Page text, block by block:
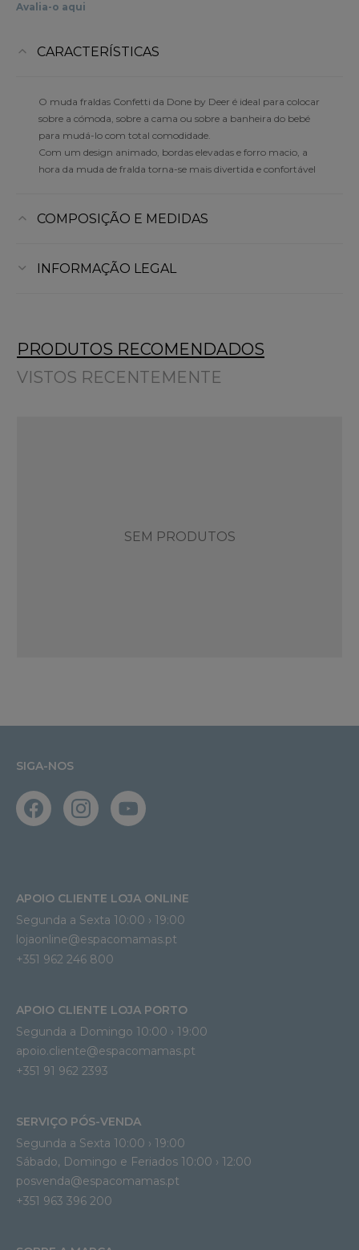
Avalia-o aqui
CARACTERÍSTICAS
O muda fraldas Confetti da Done by Deer é ideal para colocar
sobre a cómoda, sobre a cama ou sobre a banheira do bebé
para mudá-lo com total comodidade.
Com um design animado, bordas elevadas e forro macio, a
hora da muda de fralda torna-se mais divertida e confortável
COMPOSIÇÃO E MEDIDAS
INFORMAÇÃO LEGAL
PRODUTOS RECOMENDADOS
VISTOS RECENTEMENTE
SEM PRODUTOS
SIGA-NOS
APOIO CLIENTE LOJA ONLINE
Segunda a Sexta 10:00 › 19:00
lojaonline@espacomamas.pt
+351 962 246 800
APOIO CLIENTE LOJA PORTO
Segunda a Domingo 10:00 › 19:00
apoio.cliente@espacomamas.pt
+351 91 962 2393
SERVIÇO PÓS-VENDA
Segunda a Sexta 10:00 › 19:00
Sábado, Domingo e Feriados 10:00 › 12:00
posvenda@espacomamas.pt
+351 963 396 200